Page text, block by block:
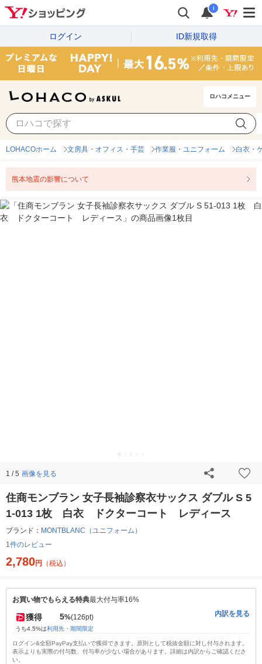
i
ログイン ID新規取得
ロハコメニュー
LOHACOホーム 文房具・オフィス・手芸 作業服・ユニフォーム 白衣・
熊本地震の影響について
1 / 5 画像を見る
住商モンブラン 女子長袖診察衣サックス ダブル S 5
1-013 1枚 白衣 ドクターコート レディース
ブランド： MONTBLANC（ユニフォーム）
1件のレビュー
2,780円 （税込）
お買い物でもらえる特典最大付与率16%
獲得 5%(126pt)
うち4.5%は利用先・期間限定
内訳を見る
ログイン&全額PayPay支払いで獲得できます。原則として税抜金額に対し付与されます。
表示よりも実際の付与数、付与率が少ない場合があります。詳細は内訳からご確認くださ
い。